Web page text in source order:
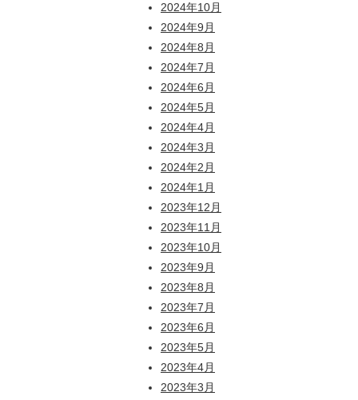
2024年10月
2024年9月
2024年8月
2024年7月
2024年6月
2024年5月
2024年4月
2024年3月
2024年2月
2024年1月
2023年12月
2023年11月
2023年10月
2023年9月
2023年8月
2023年7月
2023年6月
2023年5月
2023年4月
2023年3月